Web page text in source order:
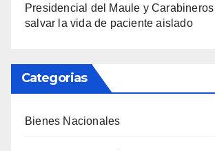
Presidencial del Maule y
salvar la vida de paciente aislado
Categorias
Bienes Nacionales